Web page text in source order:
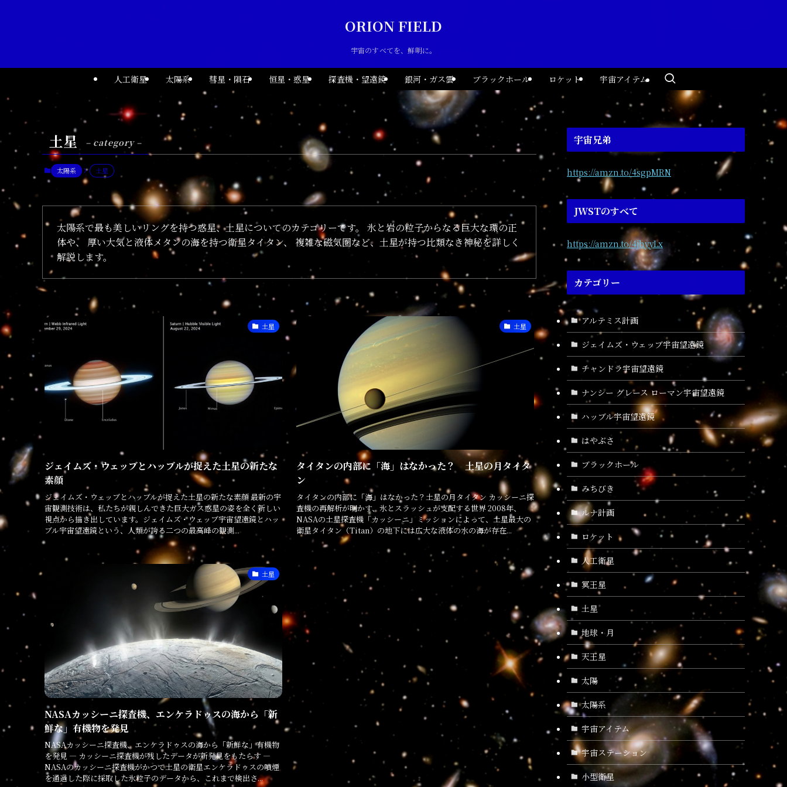
ORION FIELD
宇宙のすべてを、鮮明に。
人工衛星 太陽系 彗星・隕石 恒星・惑星 探査機・望遠鏡 銀河・ガス雲 ブラックホール ロケット 宇宙アイテム
土星 – category –
太陽系 土星
太陽系で最も美しいリングを持つ惑星、土星についてのカテゴリーです。 氷と岩の粒子からなる巨大な環の正
体や、 厚い大気と液体メタンの海を持つ衛星タイタン、 複雑な磁気圏など、土星が持つ比類なき神秘を詳しく
解説します。
土星
ジェイムズ・ウェッブとハッブルが捉えた土星の新たな
素顔
ジェイムズ・ウェッブとハッブルが捉えた土星の新たな素顔 最新の宇
宙観測技術は、私たちが親しんできた巨大ガス惑星の姿を全く新しい
視点から描き出しています。ジェイムズ・ウェッブ宇宙望遠鏡とハッ
ブル宇宙望遠鏡という、人類が誇る二つの最高峰の観測...
土星
タイタンの内部に「海」はなかった？ 土星の月タイタ
ン
タイタンの内部に「海」はなかった？土星の月タイタン カッシーニ探
査機の再解析が明かす、氷とスラッシュが支配する世界 2008年、
NASAの土星探査機「カッシーニ」ミッションによって、土星最大の
衛星タイタン（Titan）の地下には広大な液体の水の海が存在...
土星
NASAカッシーニ探査機、エンケラドゥスの海から「新
鮮な」有機物を発見
NASAカッシーニ探査機、エンケラドゥスの海から「新鮮な」有機物
を発見 ― カッシーニ探査機が残したデータが新発見をもたらす ―
NASAのカッシーニ探査機がかつて土星の衛星エンケラドゥスの噴煙
を通過した際に採取した氷粒子のデータから、これまで検出さ...
宇宙兄弟
https://amzn.to/4sgpMRN
JWSTのすべて
https://amzn.to/4jhyyLx
カテゴリー
アルテミス計画
ジェイムズ・ウェッブ宇宙望遠鏡
チャンドラ宇宙望遠鏡
ナンシー グレース ローマン宇宙望遠鏡
ハッブル宇宙望遠鏡
はやぶさ
ブラックホール
みちびき
ルナ計画
ロケット
人工衛星
冥王星
土星
地球・月
天王星
太陽
太陽系
宇宙アイテム
宇宙ステーション
小型衛星